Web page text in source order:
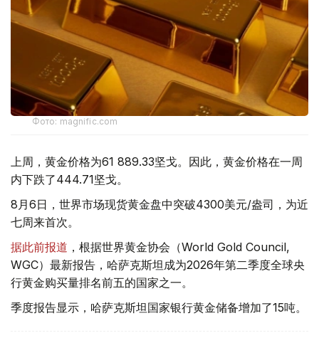
Фото: magnific.com
上周，黄金价格为61 889.33坚戈。因此，黄金价格在一周
内下跌了444.71坚戈。
8月6日，世界市场现货黄金盘中突破4300美元/盎司，为近
七周来首次。
据此前报道 ，根据世界黄金协会（World Gold Council,
WGC）最新报告，哈萨克斯坦成为2026年第二季度全球央
行黄金购买量排名前五的国家之一。
季度报告显示，哈萨克斯坦国家银行黄金储备增加了15吨。